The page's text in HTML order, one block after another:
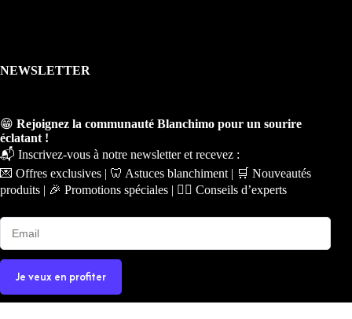
NEWSLETTER
😁 Rejoignez la communauté Blanchimo pour un sourire
éclatant !
📬 Inscrivez-vous à notre newsletter et recevez :
💌 Offres exclusives | 🦷 Astuces blanchiment | 🛒 Nouveautés
produits | 🎉 Promotions spéciales | 🧑‍⚕️ Conseils d’experts
Je veux en profiter